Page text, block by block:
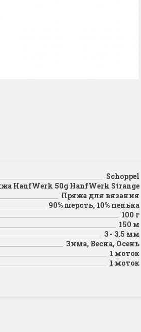
Schoppel
HanfWerk 50g HanfWerk Strange
Пряжа для вязания
90% шерсть, 10% пенька
100 г
150 м
3 - 3.5 мм
Зима, Весна, Осень
1 моток
1 моток